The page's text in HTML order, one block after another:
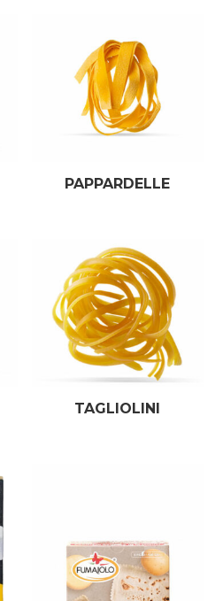
PAPPARDELLE
TAGLIOLINI